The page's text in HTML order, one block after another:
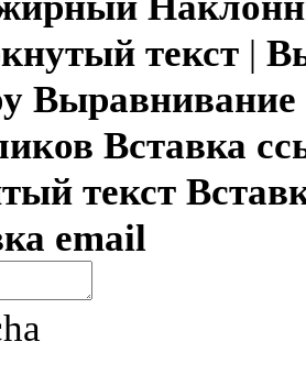
текст |
Вставка
текст
email